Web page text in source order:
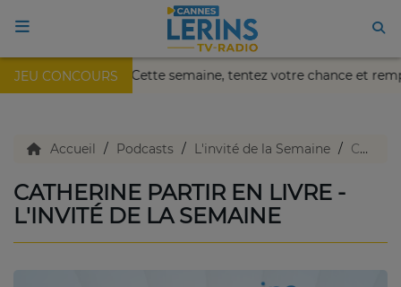
JEU CONCOURS
de Nice ! Cette semaine, tentez votre chance et
TV en direct
Replay TV
Accueil Podcasts L'invité de la Semaine Catherine Partir en Livre - L'invité de la semaine
CATHERINE PARTIR EN LIVRE -
L'INVITÉ DE LA SEMAINE